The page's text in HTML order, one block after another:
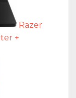
Razer
+